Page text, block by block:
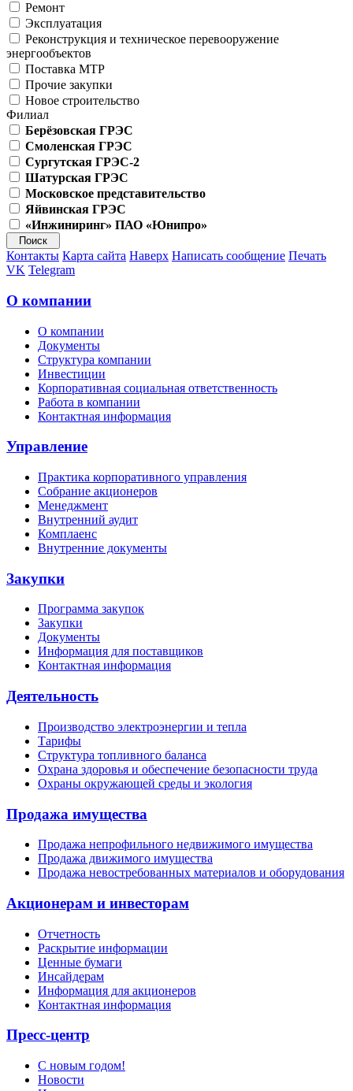
Ремонт
Эксплуатация
Реконструкция и техническое перевооружение
энергообъектов
Поставка МТР
Прочие закупки
Новое строительство
Филиал
Берёзовская ГРЭС
Смоленская ГРЭС
Сургутская ГРЭС-2
Шатурская ГРЭС
Московское представительство
Яйвинская ГРЭС
«Инжиниринг» ПАО «Юнипро»
Контакты Карта сайта Наверх Написать сообщение Печать
VK Telegram
О компании
О компании
Документы
Структура компании
Инвестиции
Корпоративная социальная ответственность
Работа в компании
Контактная информация
Управление
Практика корпоративного управления
Собрание акционеров
Менеджмент
Внутренний аудит
Комплаенс
Внутренние документы
Закупки
Программа закупок
Закупки
Документы
Информация для поставщиков
Контактная информация
Деятельность
Производство электроэнергии и тепла
Тарифы
Структура топливного баланса
Охрана здоровья и обеспечение безопасности труда
Охраны окружающей среды и экология
Продажа имущества
Продажа непрофильного недвижимого имущества
Продажа движимого имущества
Продажа невостребованных материалов и оборудования
Акционерам и инвесторам
Отчетность
Раскрытие информации
Ценные бумаги
Инсайдерам
Информация для акционеров
Контактная информация
Пресс-центр
С новым годом!
Новости